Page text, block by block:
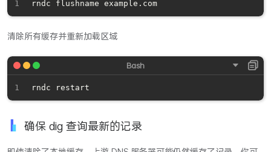
清除所有缓存并重新加载区域
确保 dig 查询最新的记录